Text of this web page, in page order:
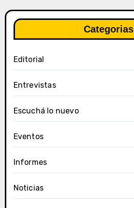
Categorias
Editorial
Entrevistas
Escuchá lo nuevo
Eventos
Informes
Noticias